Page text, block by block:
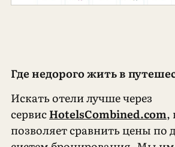
Где недорого жить в
Искать отели лучше через
сервисHotelsCombined.com,
позволяет сравнить цены по